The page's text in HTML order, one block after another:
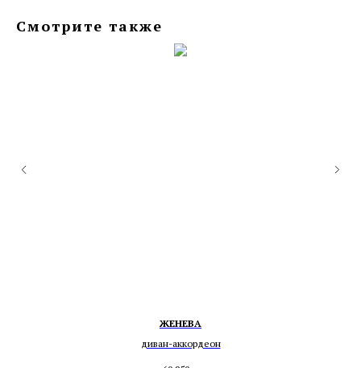
Смотрите также
ЖЕНЕВА
диван-аккордеон